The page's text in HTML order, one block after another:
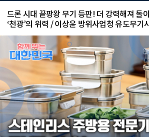
드론 시대 끝팡왕 무기 등판! 더 강력해져 돌
‘천광’의 위력 / 이상윤 방위사업청 유도무기
업팀 수석 전문관